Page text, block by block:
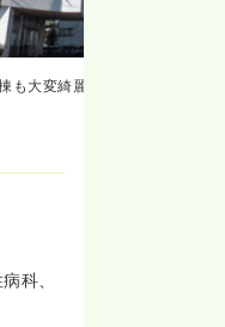
る
一般病院
も大変綺麗です！
科、